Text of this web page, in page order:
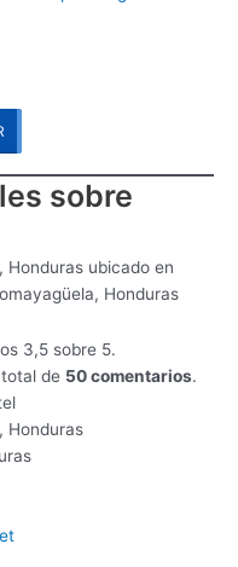
sobre
Honduras ubicado en
Honduras
3,5 sobre 5.
de 50 comentarios.
Honduras